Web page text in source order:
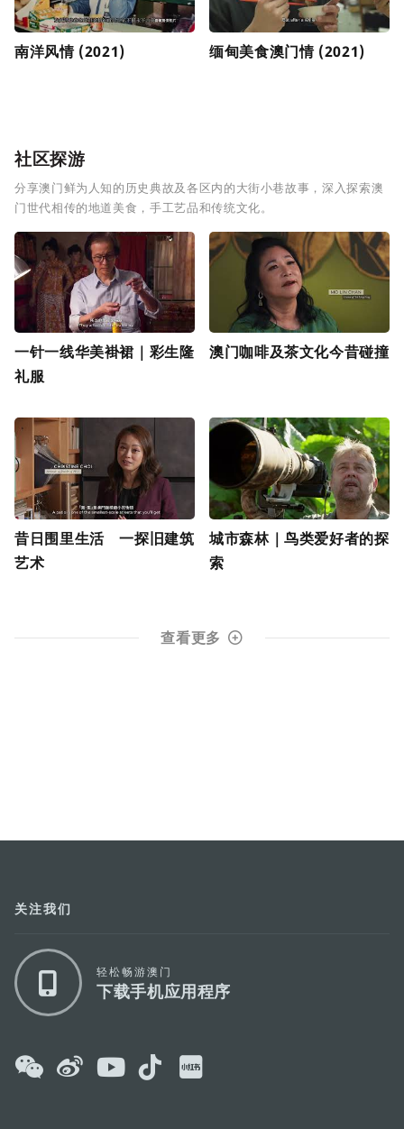
南洋风情 (2021) 缅甸美食澳门情 (2021)
社区探游
分享澳门鲜为人知的历史典故及各区内的大街小巷故事，深入探索澳
门世代相传的地道美食，手工艺品和传统文化。
一针一线华美褂裙｜彩生隆
礼服
澳门咖啡及茶文化今昔碰撞
昔日围里生活 一探旧建筑
艺术
城市森林｜鸟类爱好者的探
索
查看更多
关注我们
轻松畅游澳门
下载手机应用程序